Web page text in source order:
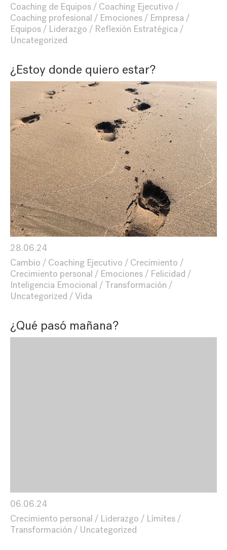
Coaching de Equipos
Coaching Ejecutivo
Coaching profesional
Emociones
Empresa
Equipos
Liderazgo
Reflexión Estratégica
Uncategorized
¿Estoy donde quiero estar?
28.06.24
Cambio
Coaching Ejecutivo
Crecimiento
Crecimiento personal
Emociones
Felicidad
Inteligencia Emocional
Transformación
Uncategorized
Vida
¿Qué pasó mañana?
06.06.24
Crecimiento personal
Liderazgo
Límites
Transformación
Uncategorized